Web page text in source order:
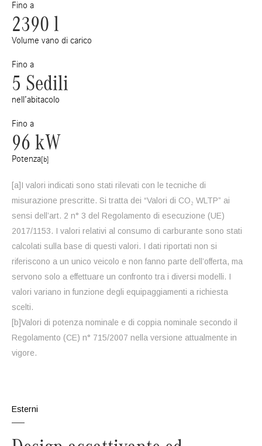
Fino a
2390 l
Volume vano di carico
Fino a
5 Sedili
nell’abitacolo
Fino a
96 kW
Potenza[b]
[a]I valori indicati sono stati rilevati con le tecniche di
misurazione prescritte. Si tratta dei “Valori di CO₂ WLTP” ai
sensi dell’art. 2 n° 3 del Regolamento di esecuzione (UE)
2017/1153. I valori relativi al consumo di carburante sono stati
calcolati sulla base di questi valori. I dati riportati non si
riferiscono a un unico veicolo e non fanno parte dell’offerta, ma
servono solo a effettuare un confronto tra i diversi modelli. I
valori variano in funzione degli equipaggiamenti a richiesta
scelti.
[b]Valori di potenza nominale e di coppia nominale secondo il
Regolamento (CE) n° 715/2007 nella versione attualmente in
vigore.
Esterni